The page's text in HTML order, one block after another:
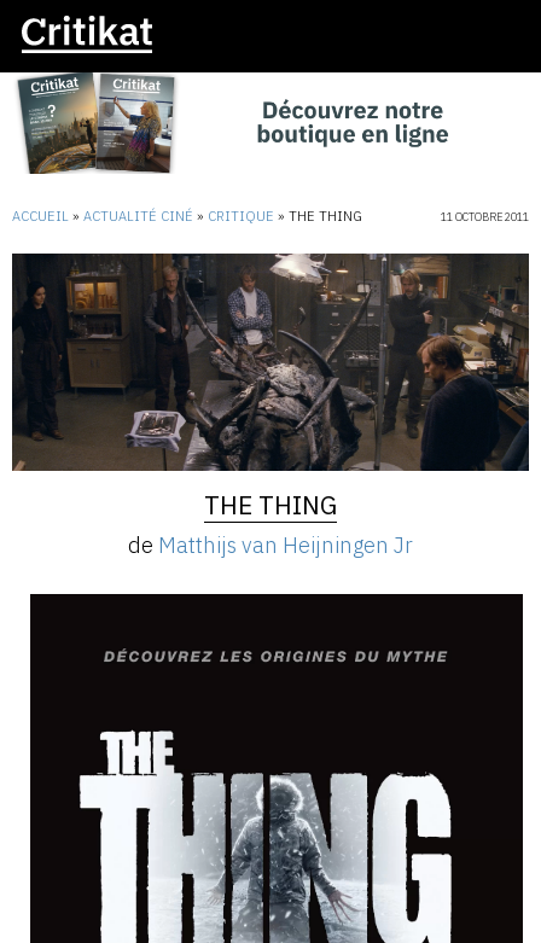
ACCUEIL » ACTUALITÉ CINÉ » CRITIQUE » THE THING 11 OCTOBRE 2011
THE THING
de Matthijs van Heijningen Jr